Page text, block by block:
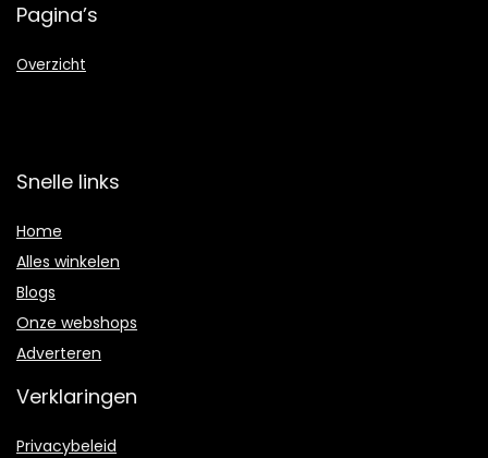
Pagina’s
Overzicht
Snelle links
Home
Alles winkelen
Blogs
Onze webshops
Adverteren
Verklaringen
Privacybeleid